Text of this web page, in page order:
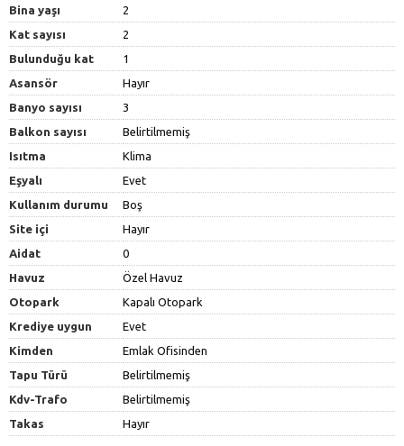
Bina yaşı
2
Kat sayısı
2
Bulunduğu kat
1
Asansör
Hayır
Banyo sayısı
3
Balkon sayısı
Belirtilmemiş
Isıtma
Klima
Eşyalı
Evet
Kullanım durumu
Boş
Site içi
Hayır
Aidat
0
Havuz
Özel Havuz
Otopark
Kapalı Otopark
Krediye uygun
Evet
Kimden
Emlak Ofisinden
Tapu Türü
Belirtilmemiş
Kdv-Trafo
Belirtilmemiş
Takas
Hayır